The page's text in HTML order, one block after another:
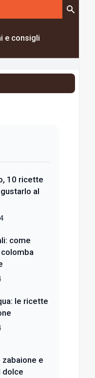
e consigli
10 ricette
al
come
le ricette
zabaione e
dolce